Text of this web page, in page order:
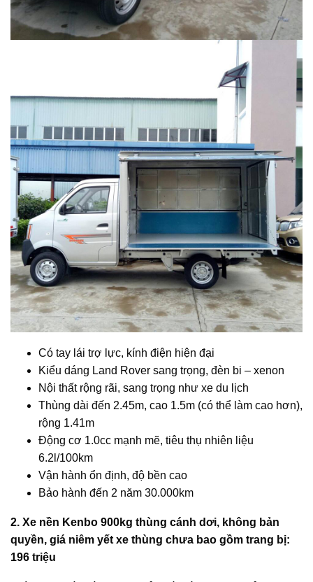
Có tay lái trợ lực, kính điện hiện đại
Kiểu dáng Land Rover sang trọng, đèn bi – xenon
Nội thất rộng rãi, sang trọng như xe du lịch
Thùng dài đến 2.45m, cao 1.5m (có thể làm cao hơn),
rộng 1.41m
Động cơ 1.0cc mạnh mẽ, tiêu thụ nhiên liệu
6.2l/100km
Vận hành ổn định, độ bền cao
Bảo hành đến 2 năm 30.000km
2. Xe nền Kenbo 900kg thùng cánh dơi, không bản
quyền, giá niêm yết xe thùng chưa bao gồm trang bị:
196 triệu